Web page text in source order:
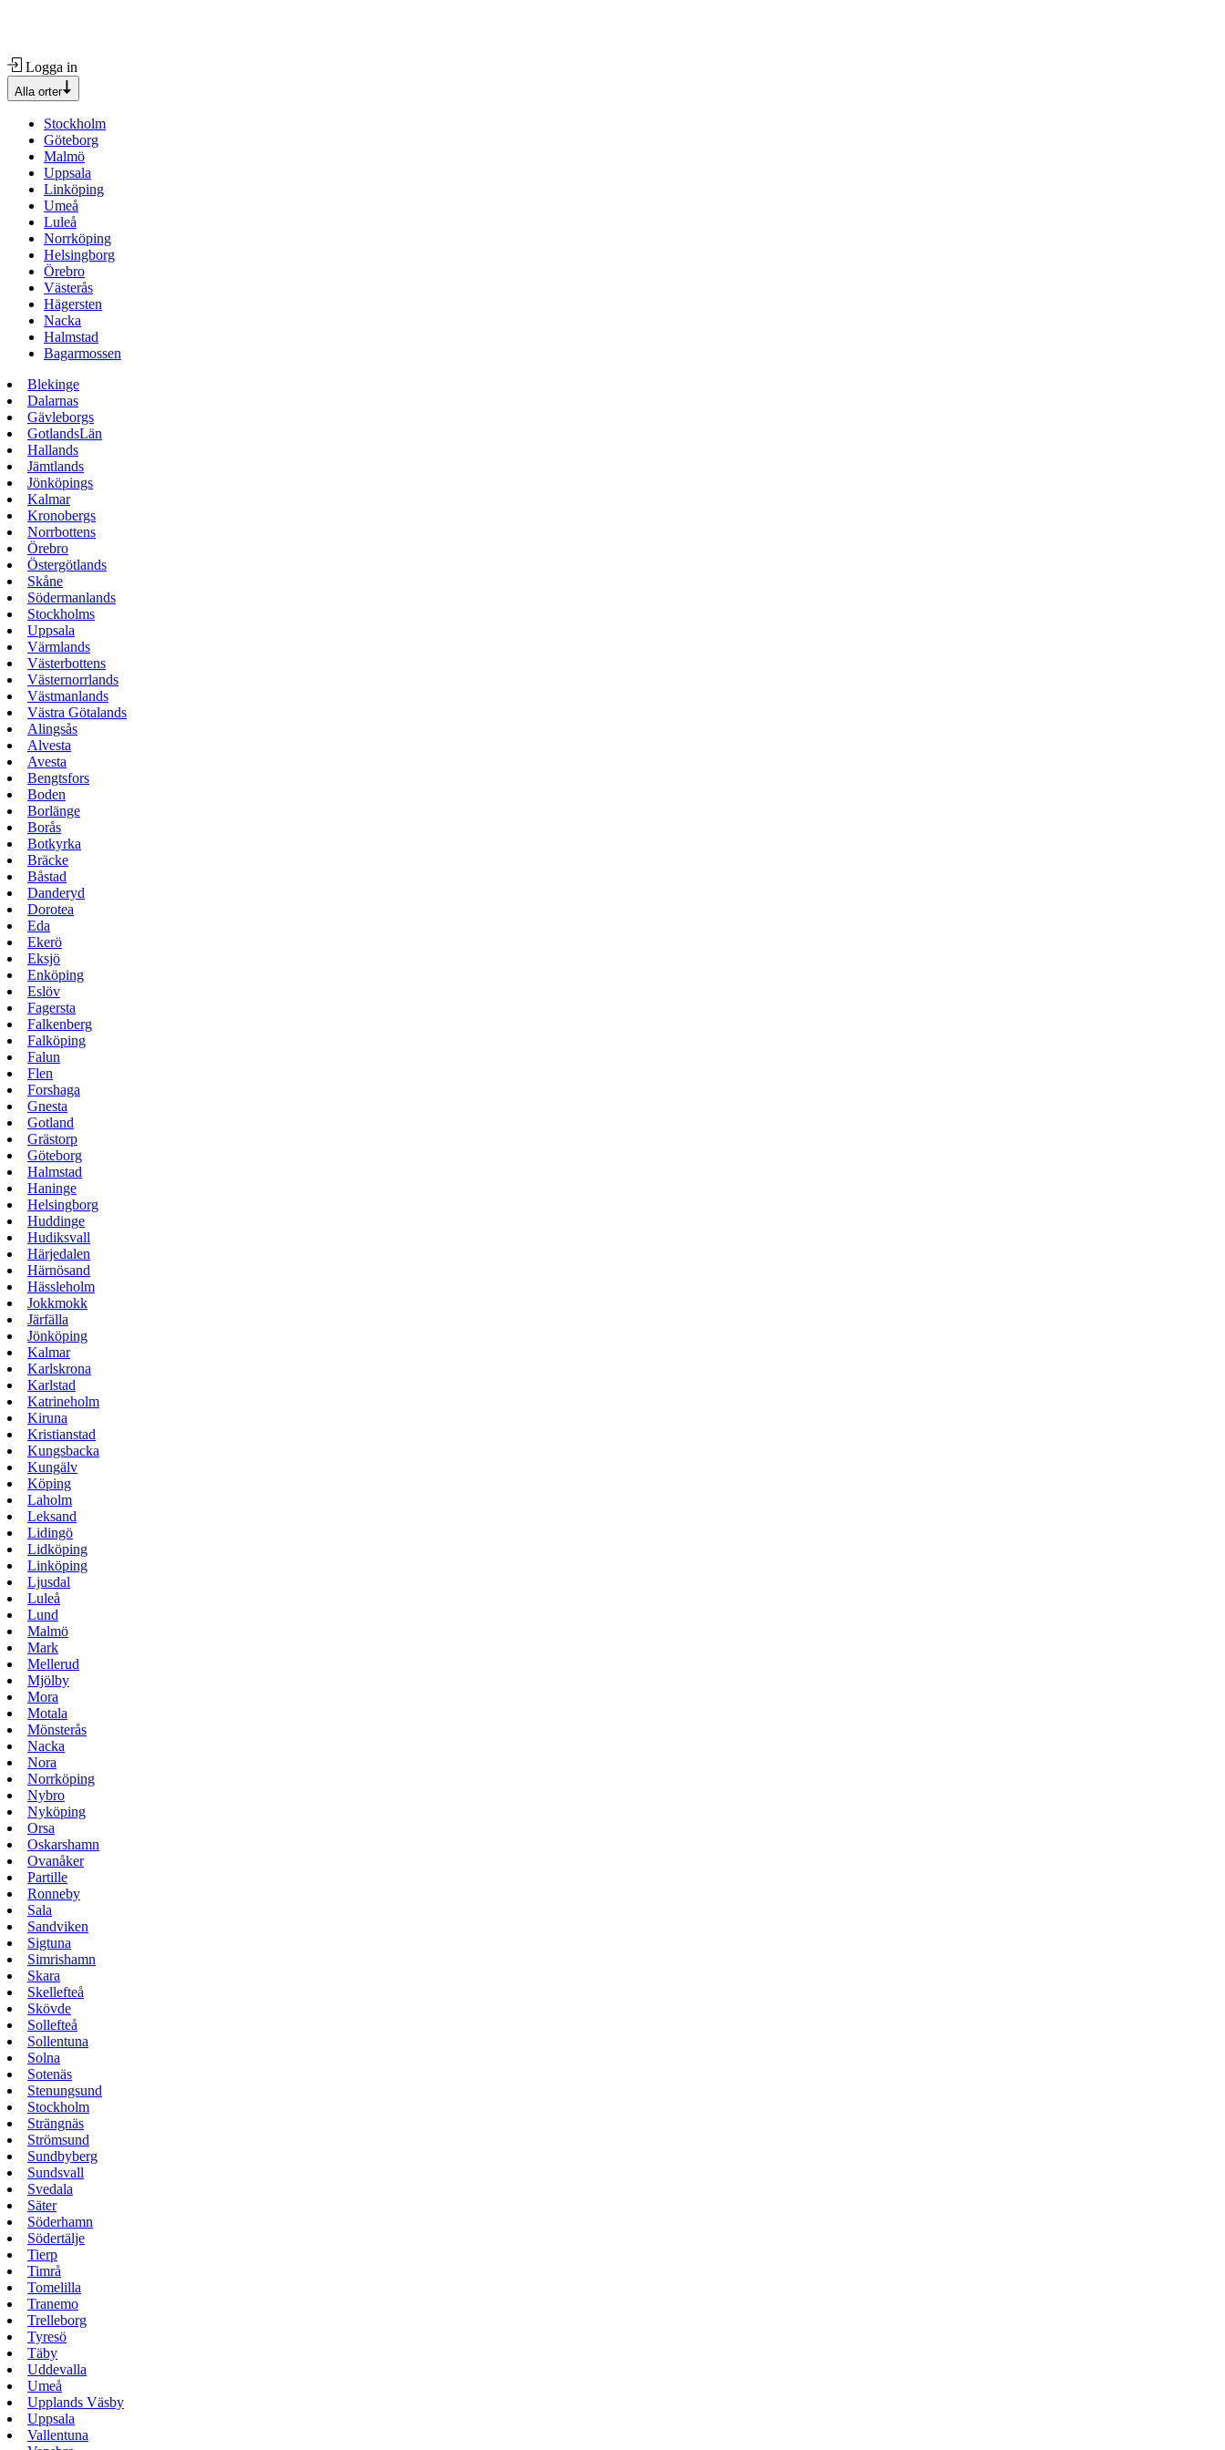
Logga in
Alla orter
Stockholm
Göteborg
Malmö
Uppsala
Linköping
Umeå
Luleå
Norrköping
Helsingborg
Örebro
Västerås
Hägersten
Nacka
Halmstad
Bagarmossen
Blekinge
Dalarnas
Gävleborgs
GotlandsLän
Hallands
Jämtlands
Jönköpings
Kalmar
Kronobergs
Norrbottens
Örebro
Östergötlands
Skåne
Södermanlands
Stockholms
Uppsala
Värmlands
Västerbottens
Västernorrlands
Västmanlands
Västra Götalands
Alingsås
Alvesta
Avesta
Bengtsfors
Boden
Borlänge
Borås
Botkyrka
Bräcke
Båstad
Danderyd
Dorotea
Eda
Ekerö
Eksjö
Enköping
Eslöv
Fagersta
Falkenberg
Falköping
Falun
Flen
Forshaga
Gnesta
Gotland
Grästorp
Göteborg
Halmstad
Haninge
Helsingborg
Huddinge
Hudiksvall
Härjedalen
Härnösand
Hässleholm
Jokkmokk
Järfälla
Jönköping
Kalmar
Karlskrona
Karlstad
Katrineholm
Kiruna
Kristianstad
Kungsbacka
Kungälv
Köping
Laholm
Leksand
Lidingö
Lidköping
Linköping
Ljusdal
Luleå
Lund
Malmö
Mark
Mellerud
Mjölby
Mora
Motala
Mönsterås
Nacka
Nora
Norrköping
Nybro
Nyköping
Orsa
Oskarshamn
Ovanåker
Partille
Ronneby
Sala
Sandviken
Sigtuna
Simrishamn
Skara
Skellefteå
Skövde
Sollefteå
Sollentuna
Solna
Sotenäs
Stenungsund
Stockholm
Strängnäs
Strömsund
Sundbyberg
Sundsvall
Svedala
Säter
Söderhamn
Södertälje
Tierp
Timrå
Tomelilla
Tranemo
Trelleborg
Tyresö
Täby
Uddevalla
Umeå
Upplands Väsby
Uppsala
Vallentuna